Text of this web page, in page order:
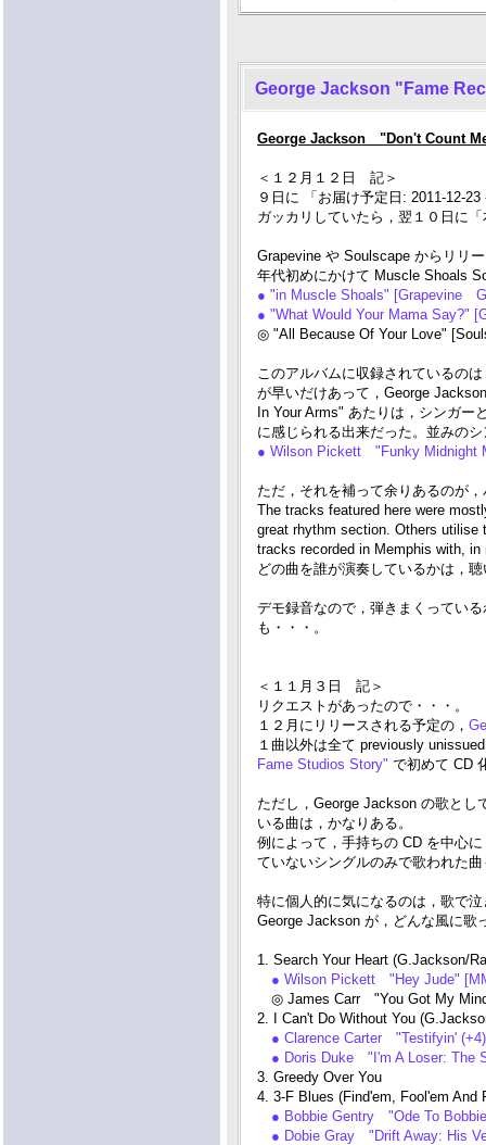
George Jackson "Fame
George Jackson "Don't Count
＜１２月１２日 記＞
９日に 「お届け予定日: 2011-12-
ガッカリしていたら，翌１０日に
Grapevine や Soulscape からリリ
年代初めにかけて Muscle Shoals
● "in Muscle Shoals" [Grapevine
● "What Would Your Mama Say?"
◎ "All Because Of Your Love"
このアルバムに収録されているの
が早いだけあって，George
In Your Arms" あたりは，シンガ
に感じられる出来だった。並みの
● Wilson Pickett "Funky Midnight
ただ，それを補って余りあるのが
The tracks featured here were
great rhythm section. Others utilise
tracks recorded in Memphis with,
どの曲を誰が演奏しているかは，
デモ録音なので，弾きまくってい
も・・・。
＜１１月３日 記＞
リクエストがあったので・・・。
１２月にリリースされる予定の，
１曲以外は全て previously
Fame Studios Story" で初めて CD
ただし，George Jackson の歌とし
いる曲は，かなりある。
例によって，手持ちの CD を中心
ていないシングルのみで歌われた
特に個人的に気になるのは，歌で
George Jackson が，どんな風に歌
1. Search Your Heart (G.Jackson/
● Wilson Pickett "Hey Jude"
◎ James Carr "You Got My
2. I Can't Do Without You
● Clarence Carter "Testifyin'
● Doris Duke "I'm A Loser: The
3. Greedy Over You
4. 3-F Blues (Find'em, Fool'em And
● Bobbie Gentry "Ode To
● Dobie Gray "Drift Away: His